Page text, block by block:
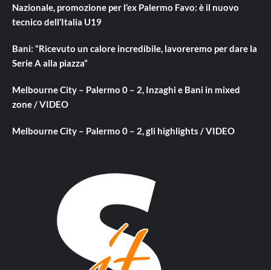
Nazionale, promozione per l’ex Palermo Favo: è il nuovo
tecnico dell’Italia U19
Bani: “Ricevuto un calore incredibile, lavoreremo per dare la
Serie A alla piazza”
Melbourne City – Palermo 0 – 2, Inzaghi e Bani in mixed
zone / VIDEO
Melbourne City – Palermo 0 – 2, gli highlights / VIDEO